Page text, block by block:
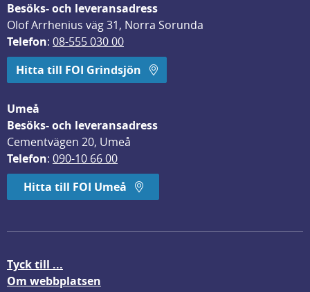
Besöks- och leveransadress
Olof Arrhenius väg 31, Norra Sorunda
Telefon: 08-555 030 00
Hitta till FOI Grindsjön
Umeå
Besöks- och leveransadress
Cementvägen 20, Umeå
Telefon: 090-10 66 00
Hitta till FOI Umeå
Tyck till ...
Om webbplatsen